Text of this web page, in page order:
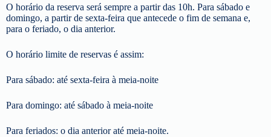
O horário da reserva será sempre a partir das 10h. Para sábado e
domingo, a partir de sexta-feira que antecede o fim de semana e,
para o feriado, o dia anterior.
O horário limite de reservas é assim:
Para sábado: até sexta-feira à meia-noite
Para domingo: até sábado à meia-noite
Para feriados: o dia anterior até meia-noite.